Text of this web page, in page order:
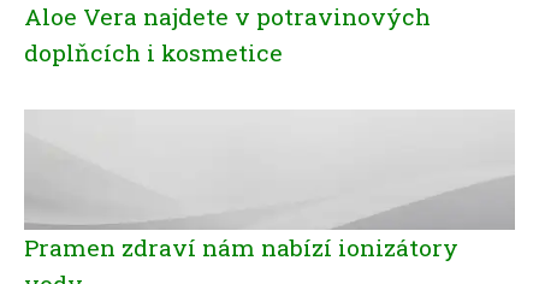
Aloe Vera najdete v potravinových
doplňcích i kosmetice
Pramen zdraví nám nabízí ionizátory